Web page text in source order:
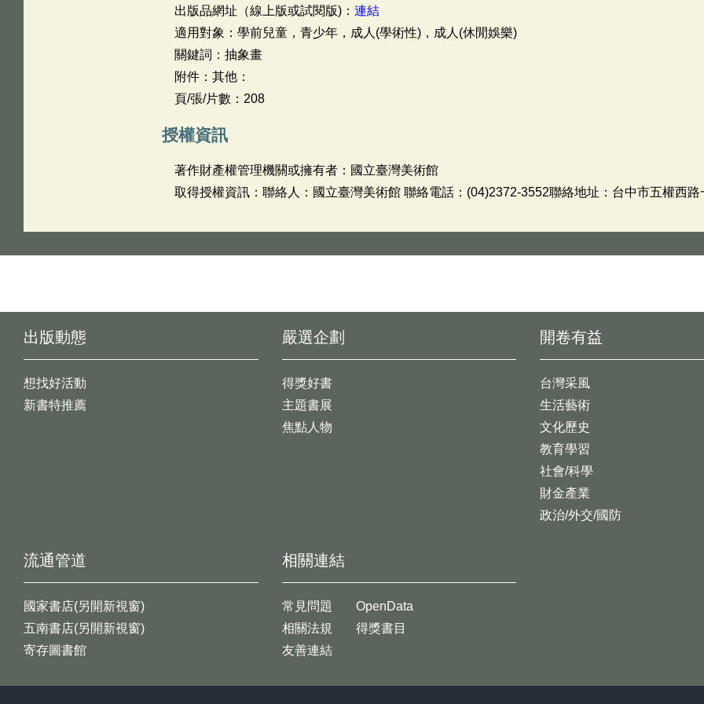
出版品網址（線上版或試閱版)： 連結
適用對象：學前兒童，青少年，成人(學術性)，成人(休閒娛樂)
關鍵詞：抽象畫
附件：其他：
頁/張/片數：208
授權資訊
著作財產權管理機關或擁有者：國立臺灣美術館
取得授權資訊：聯絡人：國立臺灣美術館 聯絡電話：(04)2372-3552聯絡地址：台中市五權西路
出版動態
想找好活動
新書特推薦
開卷有益
台灣采風
生活藝術
文化歷史
教育學習
社會/科學
財金產業
政治/外交/國防
嚴選企劃
得獎好書
主題書展
焦點人物
流通管道
國家書店(另開新視窗)
五南書店(另開新視窗)
寄存圖書館
相關連結
常見問題
相關法規
友善連結
OpenData
得獎書目